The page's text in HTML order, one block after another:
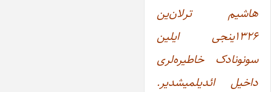
هاشیم ترلان‌ین
۱۳۲۶ینجی ایلین
سونونادک خاطیره‌لری
داخیل ائدیلمیشدیر.